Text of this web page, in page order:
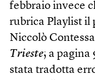
febbraio invece
rubrica Playlist il
Niccolò
Trieste; a pagina
stata tradotta